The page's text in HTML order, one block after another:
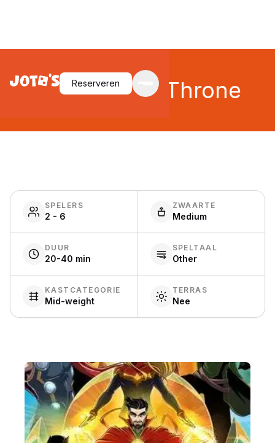
Reserveren
Marvel Dice Throne
SPELERS
2 - 6
ZWAARTE
Medium
DUUR
20-40 min
SPELTAAL
Other
KASTCATEGORIE
Mid-weight
TERRAS
Nee